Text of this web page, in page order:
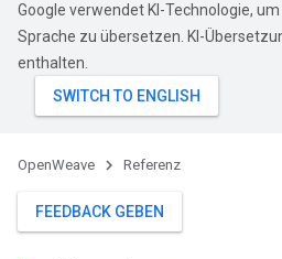
Google verwendet KI-Technologie,
Sprache zu übersetzen. KI-
enthalten.
OpenWeave Referenz
FEEDBACK GEBEN